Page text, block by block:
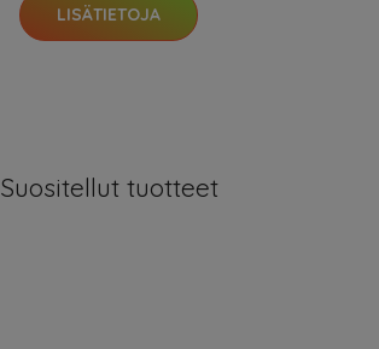
LISÄTIETOJA
Suositellut tuotteet